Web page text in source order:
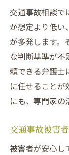
交通事故相談で
が想定より低い
が多発します。
な判断基準が不
頼できる弁護士
に任せることが
にも、専門家の
交通事故被害
被害者が安心し